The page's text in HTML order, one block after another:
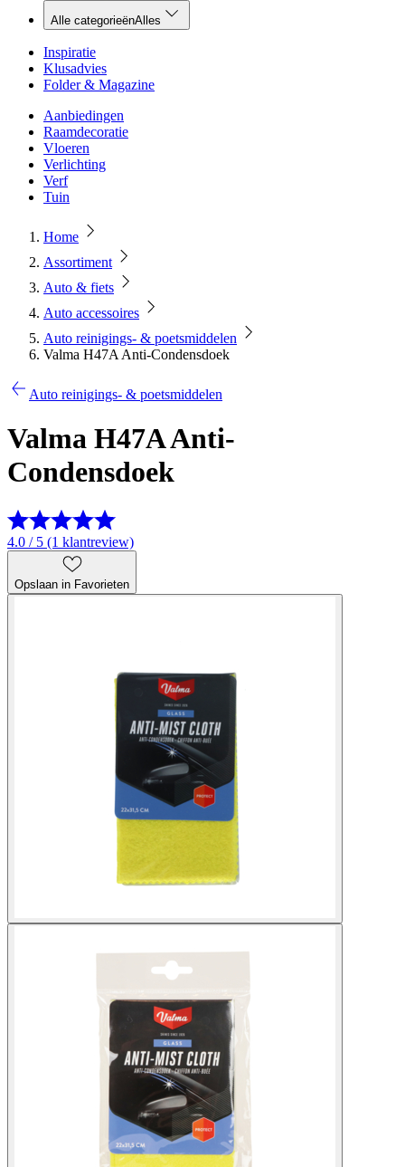
Alle categorieënAlles
Inspiratie
Klusadvies
Folder & Magazine
Aanbiedingen
Raamdecoratie
Vloeren
Verlichting
Verf
Tuin
Home
Assortiment
Auto & fiets
Auto accessoires
Auto reinigings- & poetsmiddelen
Valma H47A Anti-Condensdoek
Auto reinigings- & poetsmiddelen
Valma H47A Anti-
Condensdoek
4.0 / 5 (1 klantreview)
Opslaan in Favorieten